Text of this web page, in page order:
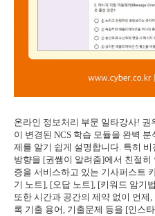
온라인 정보처리 부문 일타강사!
이 변경된 NCS 학습 모듈을 완벽
제를 알기 쉽게 설명합니다. 특히
방향을 [권쌤이 알려줌]에서 친절히
증을 서비스하고 있는 기사퍼스트
기 노트], [오답 노트], [키워드 암기
또한 시간과 공간의 제약 없이 언제
록 기출 용어, 기출문제 등을 [인스